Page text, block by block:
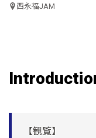
西永福JAM
【観覧】